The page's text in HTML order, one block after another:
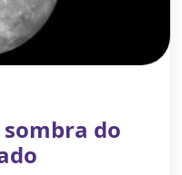
sombra do